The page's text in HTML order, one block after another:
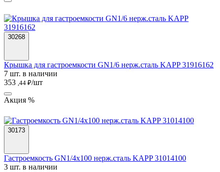
30268
Крышка для гастроемкости GN1/6 нерж.сталь KAPP 31916162
7 шт. в наличии
353 ,44 ₽/шт
Акция %
30173
Гастроемкость GN1/4х100 нерж.сталь KAPP 31014100
3 шт. в наличии